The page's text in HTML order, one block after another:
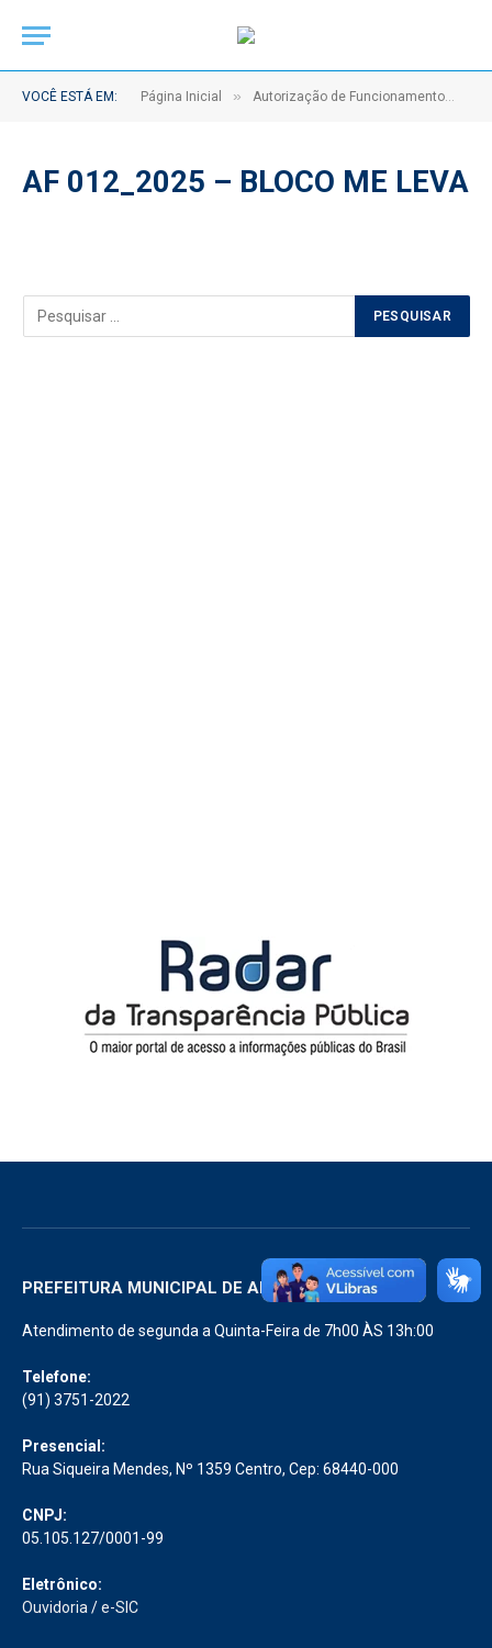
VOCÊ ESTÁ EM: Página Inicial » Autorização de Funcionamento
AF 012_2025 – BLOCO ME LEVA
PREFEITURA MUNICIPAL DE ABAETETUBA
Atendimento de segunda a Quinta-Feira de 7h00 ÀS 13h:00
Telefone:
(91) 3751-2022
Presencial:
Rua Siqueira Mendes, Nº 1359 Centro, Cep: 68440-000
CNPJ:
05.105.127/0001-99
Eletrônico:
Ouvidoria /e-SIC